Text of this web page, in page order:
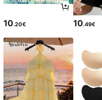
10.20€ 10.49€